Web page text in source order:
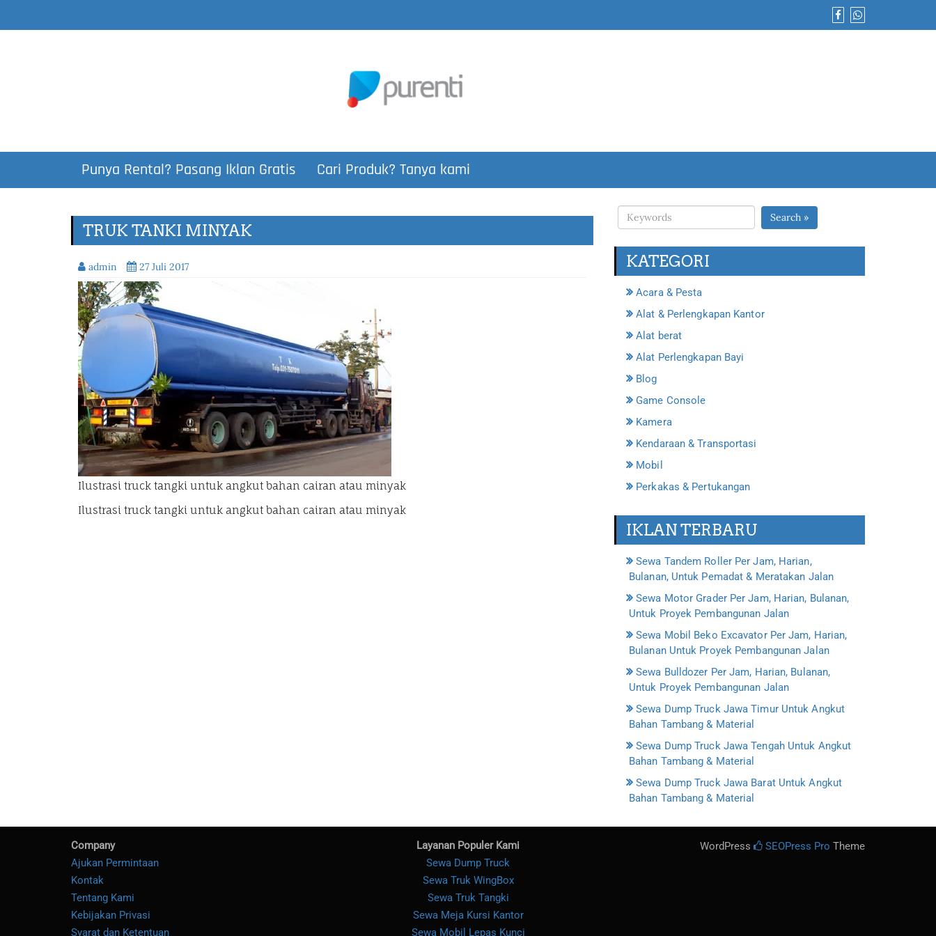
Punya Rental? Pasang Iklan Gratis Cari Produk? Tanya kami
TRUK TANKI MINYAK
admin 27 Juli 2017
Ilustrasi truck tangki untuk angkut bahan cairan atau minyak
Ilustrasi truck tangki untuk angkut bahan cairan atau minyak
Search »
KATEGORI
Acara & Pesta
Alat & Perlengkapan Kantor
Alat berat
Alat Perlengkapan Bayi
Blog
Game Console
Kamera
Kendaraan & Transportasi
Mobil
Perkakas & Pertukangan
IKLAN TERBARU
Sewa Tandem Roller Per Jam, Harian,
Bulanan, Untuk Pemadat & Meratakan Jalan
Sewa Motor Grader Per Jam, Harian, Bulanan,
Untuk Proyek Pembangunan Jalan
Sewa Mobil Beko Excavator Per Jam, Harian,
Bulanan Untuk Proyek Pembangunan Jalan
Sewa Bulldozer Per Jam, Harian, Bulanan,
Untuk Proyek Pembangunan Jalan
Sewa Dump Truck Jawa Timur Untuk Angkut
Bahan Tambang & Material
Sewa Dump Truck Jawa Tengah Untuk Angkut
Bahan Tambang & Material
Sewa Dump Truck Jawa Barat Untuk Angkut
Bahan Tambang & Material
Company
Ajukan Permintaan
Kontak
Tentang Kami
Kebijakan Privasi
Syarat dan Ketentuan
Layanan Populer Kami
Sewa Dump Truck
Sewa Truk WingBox
Sewa Truk Tangki
Sewa Meja Kursi Kantor
Sewa Mobil Lepas Kunci
WordPress SEOPress Pro Theme